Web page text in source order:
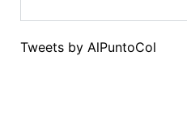
Tweets by AlPuntoCol